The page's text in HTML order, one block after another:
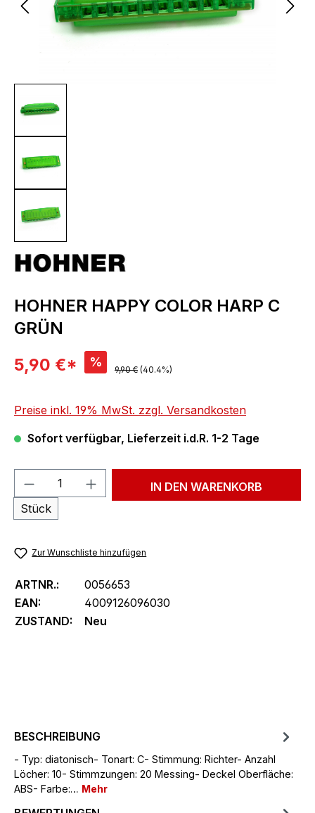
HOHNER HAPPY COLOR HARP C
GRÜN
Verkaufspreis:
5,90 €* % Regulärer Preis:
9,90 € (40.4%)
Preise inkl. 19% MwSt. zzgl. Versandkosten
Sofort verfügbar, Lieferzeit i.d.R. 1-2 Tage
Produkt Anzahl: Gib den
Stück
IN DEN WARENKORB
Zur Wunschliste hinzufügen
ARTNR.:
0056653
EAN:
4009126096030
ZUSTAND:
Neu
BESCHREIBUNG
- Typ: diatonisch- Tonart: C- Stimmung: Richter- Anzahl
Löcher: 10- Stimmzungen: 20 Messing- Deckel Oberfläche:
ABS- Farbe:… Mehr